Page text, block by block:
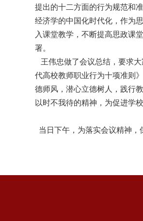
提出的十二方面的行为规范和
经济学的中国化时代化，作为
入课堂教学，不断提高思政课
署。
王伟忠做了会议总结，要求
代高校教师职业行为十项准则
德师风，潜心立德树人，践行
以时不我待的精神，为促进学
当日下午，为落实会议精神，